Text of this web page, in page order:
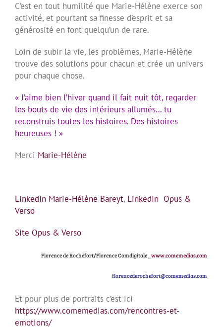
C’est en tout humilité que Marie-Hélène exerce son
activité, et pourtant sa finesse d’esprit et sa
générosité en font quelqu’un de rare.
Loin de subir la vie, les problèmes, Marie-Hélène
trouve des solutions pour chacun et crée un univers
pour chaque chose.
« J’aime bien l’hiver quand il fait nuit tôt, regarder
les bouts de vie des intérieurs allumés… tu
reconstruis toutes les histoires. Des histoires
heureuses ! »
Merci Marie-Hélène
LinkedIn Marie-Hélène Bareyt, LinkedIn Opus &
Verso
Site Opus & Verso
Florence de Rochefort/Florence Comdigitale _ www.comemedias.com
florencederochefort@comemedias.com
Et pour plus de portraits c’est ici
https://www.comemedias.com/rencontres-et-
emotions/